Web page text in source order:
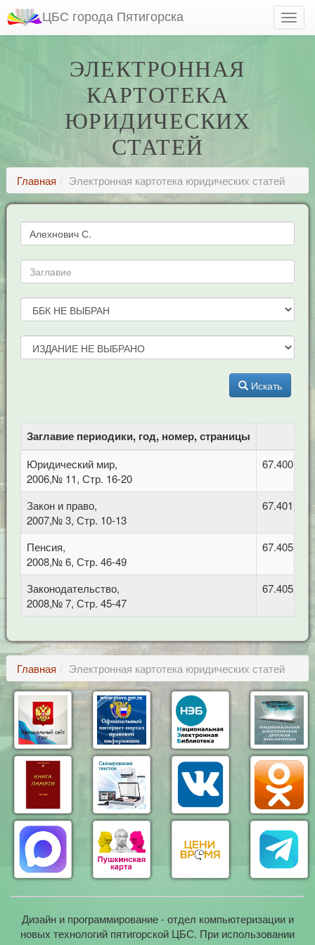
ЦБС города Пятигорска
ЭЛЕКТРОННАЯ
КАРТОТЕКА
ЮРИДИЧЕСКИХ
СТАТЕЙ
Главная Электронная картотека юридических статей
Искать
Заглавие периодики, год, номер, страницы
Юридический мир,
2006,№ 11, Стр. 16-20
67.400.1
Закон и право,
2007,№ 3, Стр. 10-13
67.401
Пенсия,
2008,№ 6, Стр. 46-49
67.405
Законодательство,
2008,№ 7, Стр. 45-47
67.405
Главная Электронная картотека юридических статей
Дизайн и программирование - отдел компьютеризации и
новых технологий пятигорской ЦБС. При использовании